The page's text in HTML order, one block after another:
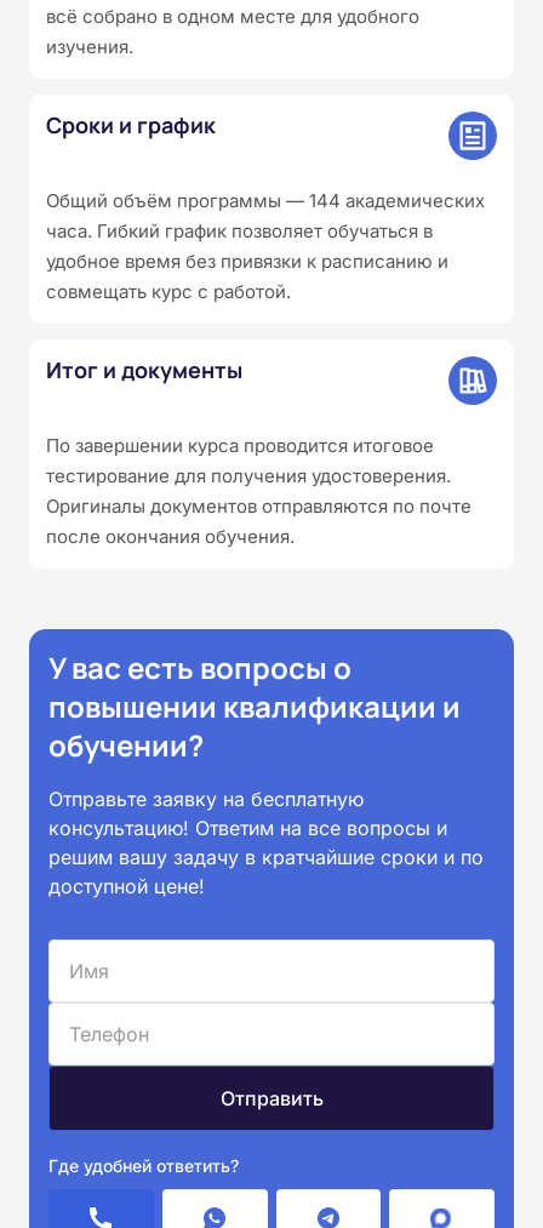
всё собрано в одном месте для удобного
изучения.
Сроки и график
Общий объём программы — 144 академических
часа. Гибкий график позволяет обучаться в
удобное время без привязки к расписанию и
совмещать курс с работой.
Итог и документы
По завершении курса проводится итоговое
тестирование для получения удостоверения.
Оригиналы документов отправляются по почте
после окончания обучения.
У вас есть вопросы о
повышении квалификации и
обучении?
Отправьте заявку на бесплатную
консультацию! Ответим на все вопросы и
решим вашу задачу в кратчайшие сроки и по
доступной цене!
Где удобней ответить?